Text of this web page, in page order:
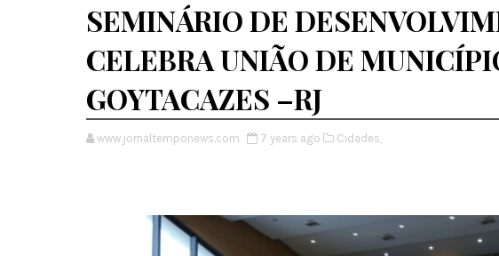
SEMINÁRIO DE
CELEBRA UNIÃO DE
GOYTACAZES –RJ
www.jornaltemponews.com 7 years ago Cidades,